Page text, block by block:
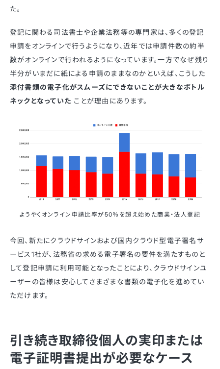
た。
登記に関わる司法書士や企業法務等の専門家は、多くの登記
申請をオンラインで行うようになり、近年では申請件数の約半
数がオンラインで行われるようになっています。一方でなぜ残り
半分がいまだに紙による申請のままなのかといえば、こうした
添付書類の電子化がスムーズにできないことが大きなボトル
ネックとなっていた ことが理由にあります。
ようやくオンライン申請比率が50％を超え始めた商業・法人登記
今回、新たにクラウドサインおよび国内クラウド型電子署名サ
ービス1社が、法務省の求める電子署名の要件を満たすものと
して登記申請に利用可能となったことにより、クラウドサインユ
ーザーの皆様は安心してさまざまな書類の電子化を進めてい
ただけます。
引き続き取締役個人の実印または
電子証明書提出が必要なケース